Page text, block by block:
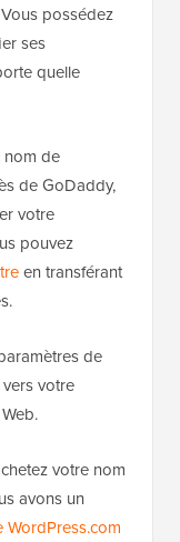
possédez
ses
quelle
nom de
de GoDaddy,
votre
pouvez
en transférant
de
votre
votre nom
avons un
WordPress.com